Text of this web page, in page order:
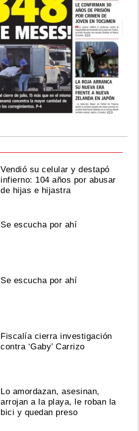
Vendió su celular y destapó
infierno: 104 años por abusar
de hijas e hijastra
Se escucha por ahí
Se escucha por ahí
Fiscalía cierra investigación
contra ‘Gaby’ Carrizo
Lo amordazan, asesinan,
arrojan a la playa, le roban la
bici y quedan preso